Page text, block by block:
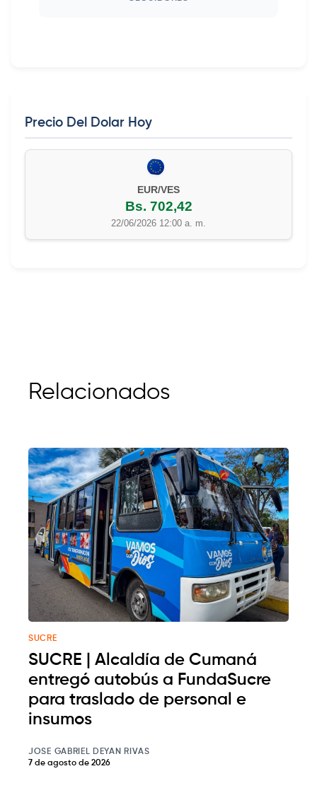
Precio Del Dolar Hoy
EUR/VES
Bs. 702,42
22/06/2026 12:00 a. m.
Relacionados
SUCRE
SUCRE | Alcaldía de Cumaná
entregó autobús a FundaSucre
para traslado de personal e
insumos
JOSE GABRIEL DEYAN RIVAS
7 de agosto de 2026